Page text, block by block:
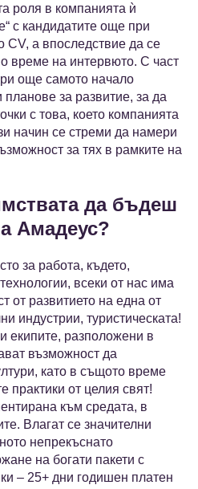
роля в компанията ѝ
с кандидатите още при
CV, а впоследствие да се
време на интервюто. С част
още самото начало
за развитие, за да
с това, което компанията
начин се стреми да намери
за тях в рамките на
да бъдеш
Амадеус?
за работа, където,
всеки от нас има
от развитието на една от
индустрии, туристическата!
екипите, разположени в
възможност да
като в същото време
практики от целия свят!
към средата, в
Влагат се значителни
непрекъснато
на богати пакети с
– 25+ дни годишен платен